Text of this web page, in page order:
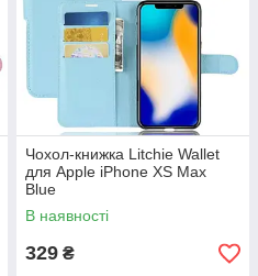
Чохол-книжка Litchie Wallet
для Apple iPhone XS Max
Blue
В наявності
329 ₴